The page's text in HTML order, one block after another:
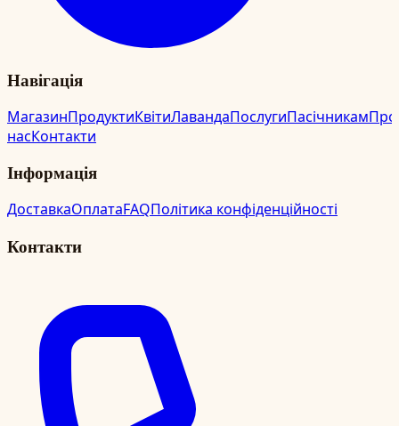
Навігація
МагазинПродуктиКвітиЛавандаПослугиПасічникамПро
насКонтакти
Інформація
ДоставкаОплатаFAQПолітика конфіденційності
Контакти